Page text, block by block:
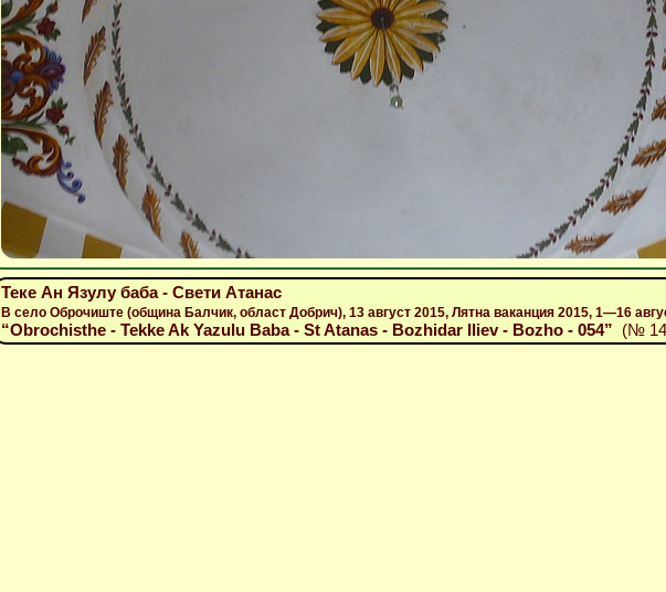
Теке Ан Язулу баба - Свети Атанас
В село Оброчиште (община Балчик, област Добрич), 13 август 2015, Лятна ваканция 2015, 1—16
“Obrochisthe - Tekke Ak Yazulu Baba - St Atanas - Bozhidar Iliev - Bozho - 054” (№ 14